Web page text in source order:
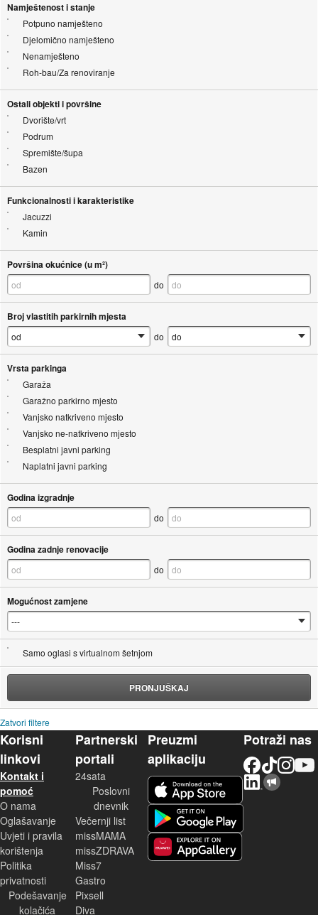
Namještenost i stanje
Potpuno namješteno
Djelomično namješteno
Nenamješteno
Roh-bau/Za renoviranje
Ostali objekti i površine
Dvorište/vrt
Podrum
Spremište/šupa
Bazen
Funkcionalnosti i karakteristike
Jacuzzi
Kamin
Površina okućnice (u m²)
do
Broj vlastitih parkirnih mjesta
do
Vrsta parkinga
Garaža
Garažno parkirno mjesto
Vanjsko natkriveno mjesto
Vanjsko ne-natkriveno mjesto
Besplatni javni parking
Naplatni javni parking
Godina izgradnje
do
Godina zadnje renovacije
do
Mogućnost zamjene
Samo oglasi s virtualnom šetnjom
PRONJUŠKAJ
Zatvori filtere
Korisni
linkovi
Kontakt i
pomoć
O nama
Oglašavanje
Uvjeti i pravila
korištenja
Politika
privatnosti
Podešavanje
kolačića
Partnerski
portali
24sata
Poslovni
dnevnik
Večernji list
missMAMA
missZDRAVA
Miss7
Gastro
Pixsell
Diva
Preuzmi
aplikaciju
Potraži nas